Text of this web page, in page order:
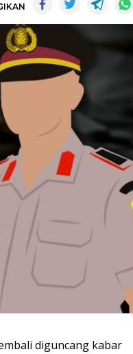
diguncang kabar